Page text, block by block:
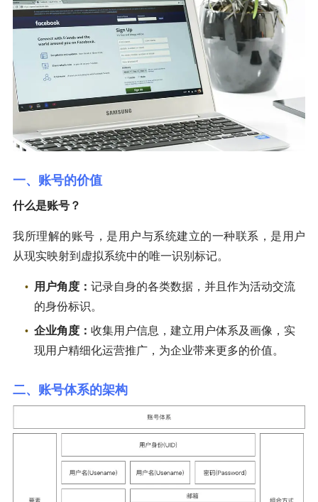
一、账号的价值
什么是账号？
我所理解的账号，是用户与系统建立的一种联系，是用户
从现实映射到虚拟系统中的唯一识别标记。
用户角度： 记录自身的各类数据，并且作为活动交流
的身份标识。
企业角度： 收集用户信息，建立用户体系及画像，实
现用户精细化运营推广，为企业带来更多的价值。
二、账号体系的架构